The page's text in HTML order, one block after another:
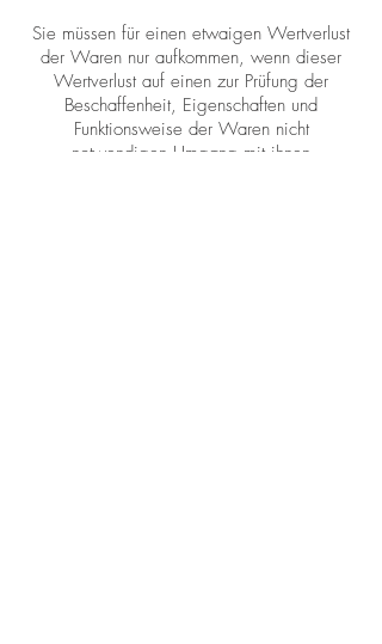
Sie müssen für einen etwaigen Wertverlust
der Waren nur aufkommen, wenn dieser
Wertverlust auf einen zur Prüfung der
Beschaffenheit, Eigenschaften und
Funktionsweise der Waren nicht
notwendigen Umgang mit ihnen